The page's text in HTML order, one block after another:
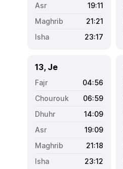
19:11
21:21
23:17
13, Je
04:56
06:59
14:09
19:09
21:18
23:12